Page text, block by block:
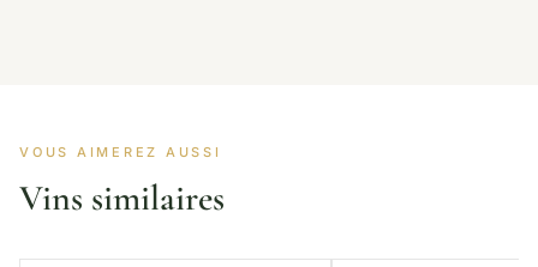
VOUS AIMEREZ AUSSI
Vins similaires